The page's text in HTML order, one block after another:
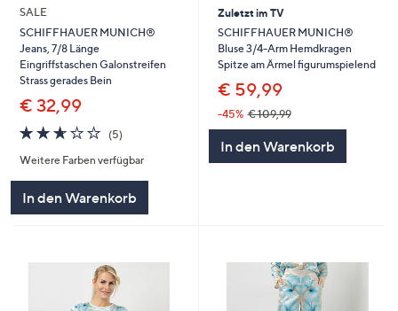
SALE
SCHIFFHAUER MUNICH®
Jeans, 7/8 Länge
Eingriffstaschen Galonstreifen
Strass gerades Bein
€ 32,99
2.6
von
5
(5)
Weitere Farben verfügbar
In den Warenkorb
Zuletzt im TV
SCHIFFHAUER MUNICH®
Bluse 3/4-Arm Hemdkragen
Spitze am Ärmel figurumspielend
€ 59,99
-45% € 109,99
In den Warenkorb